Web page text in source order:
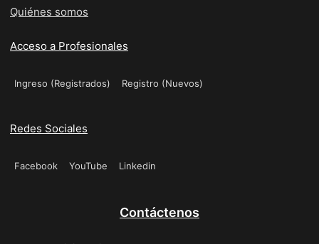
Quiénes somos
Acceso a Profesionales
Ingreso (Registrados) Registro (Nuevos)
Redes Sociales
Facebook YouTube Linkedin
Contáctenos